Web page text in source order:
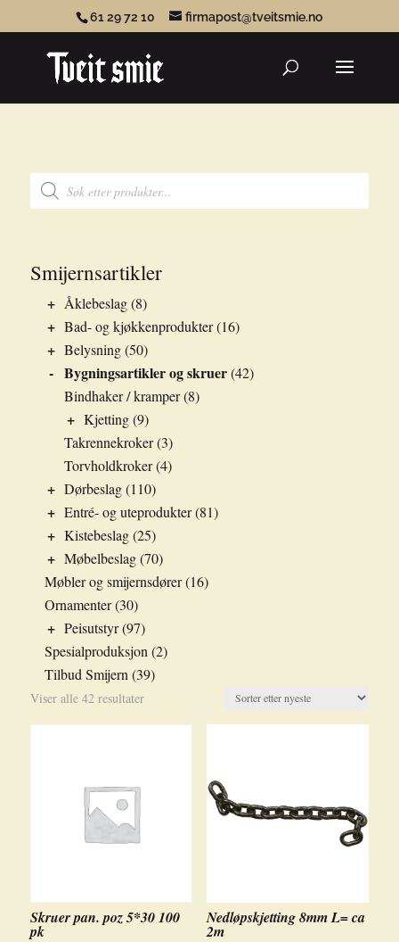
61 29 72 10 firmapost@tveitsmie.no
Products
search
Smijernsartikler
+ Åklebeslag(8)
+ Bad- og kjøkkenprodukter(16)
+ Belysning(50)
- Bygningsartikler og skruer(42)
Bindhaker / kramper(8)
+ Kjetting (9)
Takrennekroker(3)
Torvholdkroker(4)
+ Dørbeslag(110)
+ Entré- og uteprodukter(81)
+ Kistebeslag(25)
+ Møbelbeslag(70)
Møbler og smijernsdører (16)
Ornamenter (30)
+ Peisutstyr(97)
Spesialproduksjon (2)
Tilbud Smijern (39)
Viser alle 42 resultaterSortert
etter
Skruer pan. poz 5*30 100
pk
Nedløpskjetting 8mm L= ca
2m